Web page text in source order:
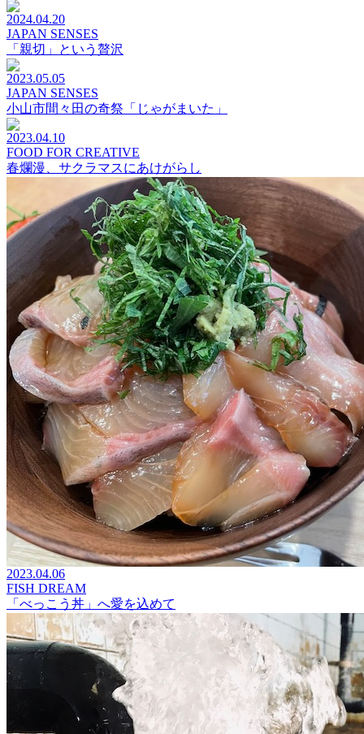
2024.04.20
JAPAN SENSES
「親切」という贅沢
2023.05.05
JAPAN SENSES
小山市間々田の奇祭「じゃがまいた」
2023.04.10
FOOD FOR CREATIVE
春爛漫、サクラマスにあけがらし
2023.04.06
FISH DREAM
「べっこう丼」へ愛を込めて